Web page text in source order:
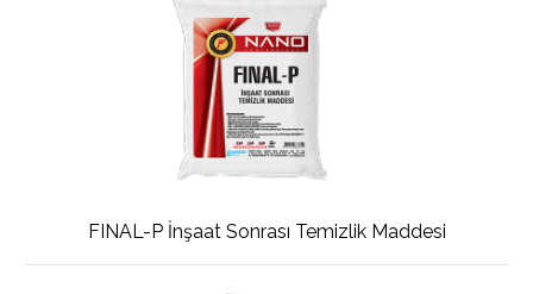
FINAL-P İnşaat Sonrası Temizlik Maddesi